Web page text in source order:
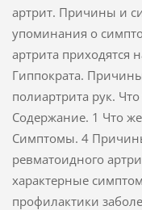
артрит. Причины и
упоминания о
артрита приходятся
Гиппократа.
полиартрита рук.
Содержание. 1 Что
Симптомы. 4
ревматоидного
характерные
профилактики